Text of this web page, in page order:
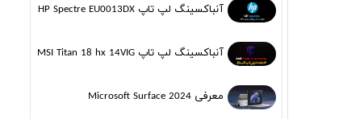
آنباکسینگ لپ تاپ HP Spectre EU0013DX
آنباکسینگ لپ تاپ MSI Titan 18 hx 14VIG
معرفی Microsoft Surface 2024